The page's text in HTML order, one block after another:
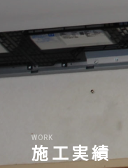
WORK
施工実績
以下の通りです。
頂いている個人情報
お客様の個人情報
1.個人情報の取得
当社は個人情報を